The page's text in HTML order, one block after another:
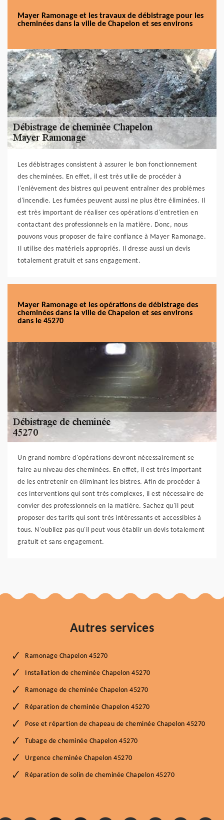
Mayer Ramonage et les travaux de débistrage pour les
cheminées dans la ville de Chapelon et ses environs
Les débistrages consistent à assurer le bon fonctionnement
des cheminées. En effet, il est très utile de procéder à
l'enlèvement des bistres qui peuvent entraîner des problèmes
d'incendie. Les fumées peuvent aussi ne plus être éliminées. Il
est très important de réaliser ces opérations d'entretien en
contactant des professionnels en la matière. Donc, nous
pouvons vous proposer de faire confiance à Mayer Ramonage.
Il utilise des matériels appropriés. Il dresse aussi un devis
totalement gratuit et sans engagement.
Mayer Ramonage et les opérations de débistrage des
cheminées dans la ville de Chapelon et ses environs
dans le 45270
Un grand nombre d'opérations devront nécessairement se
faire au niveau des cheminées. En effet, il est très important
de les entretenir en éliminant les bistres. Afin de procéder à
ces interventions qui sont très complexes, il est nécessaire de
convier des professionnels en la matière. Sachez qu'il peut
proposer des tarifs qui sont très intéressants et accessibles à
tous. N'oubliez pas qu'il peut vous établir un devis totalement
gratuit et sans engagement.
Autres services
Ramonage Chapelon 45270
Installation de cheminée Chapelon 45270
Ramonage de cheminée Chapelon 45270
Réparation de cheminée Chapelon 45270
Pose et répartion de chapeau de cheminée Chapelon 45270
Tubage de cheminée Chapelon 45270
Urgence cheminée Chapelon 45270
Réparation de solin de cheminée Chapelon 45270